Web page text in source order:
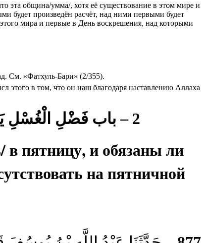
эта община/умма/, хотя её существование в этом мире и
будет произведён расчёт, над ними первыми будет
мира и первые в День воскрешения, над которыми
См. «Фатхуль-Бари» (2/355).
этого в том, что он наш благодаря наставлению Аллаха
2 – باب فَضْلِ الْغُسْلِ يَوْمَ الْجُمُعَةِ ، وَهَلْ عَلَى الصَّبِىِّ شُهُودُ يَوْمِ الْجُمُعَةِ أَوْ عَلَى النِّسَاءِ
в пятницу, и обязаны ли
на пятничной